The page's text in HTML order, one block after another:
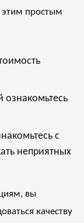
простым
ознакомьтесь
с
неприятных
вы
качеству